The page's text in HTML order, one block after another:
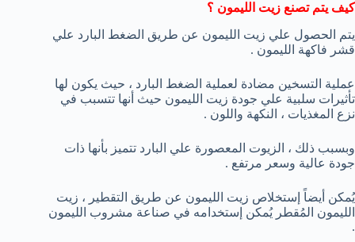
كيف يتم تصنع زيت الليمون ؟
يتم الحصول علي زيت الليمون عن طريق الضغط البارد علي
قشر فاكهة الليمون .
عملية التسخين مضادة لعملية الضغط البارد ، حيث يكون لها
تأثيرات سلبية علي جودة زيت الليمون حيث أنها تتسبب في
نزع المغذيات ، النكهة واللون .
وبسبب ذلك ، الزيوت المعصورة علي البارد تتميز بأنها ذات
جودة عالية وسعر مرتفع .
يُمكن أيضاً إستخلاص زيت الليمون عن طريق التقطير ، زيت
الليمون المُقطر يُمكن إستخدامه في صناعة مشروب الليمون
.